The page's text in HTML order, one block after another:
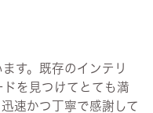
す。既存のインテリ
を見つけてとても満
速かつ丁寧で感謝して